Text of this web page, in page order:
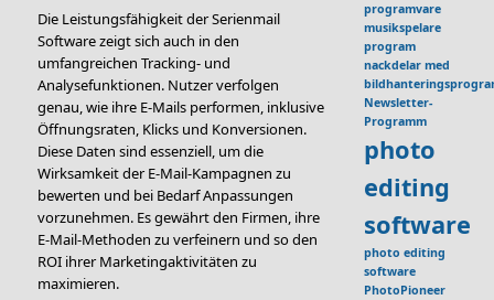
Die Leistungsfähigkeit der Serienmail
Software zeigt sich auch in den
umfangreichen Tracking- und
Analysefunktionen. Nutzer verfolgen
genau, wie ihre E-Mails performen, inklusive
Öffnungsraten, Klicks und Konversionen.
Diese Daten sind essenziell, um die
Wirksamkeit der E-Mail-Kampagnen zu
bewerten und bei Bedarf Anpassungen
vorzunehmen. Es gewährt den Firmen, ihre
E-Mail-Methoden zu verfeinern und so den
ROI ihrer Marketingaktivitäten zu
maximieren.
programvare
musikspelare
program
nackdelar med
Newsletter-
Programm
photo
editing
software
photo editing
software
PhotoPioneer